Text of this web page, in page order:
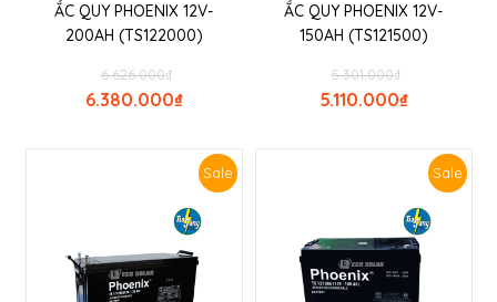
ẮC QUY PHOENIX 12V-
200AH (TS122000)
₫
6.626.000
₫
6.380.000
ẮC QUY PHOENIX 12V-
150AH (TS121500)
₫
5.301.000
₫
5.110.000
Sale Sale